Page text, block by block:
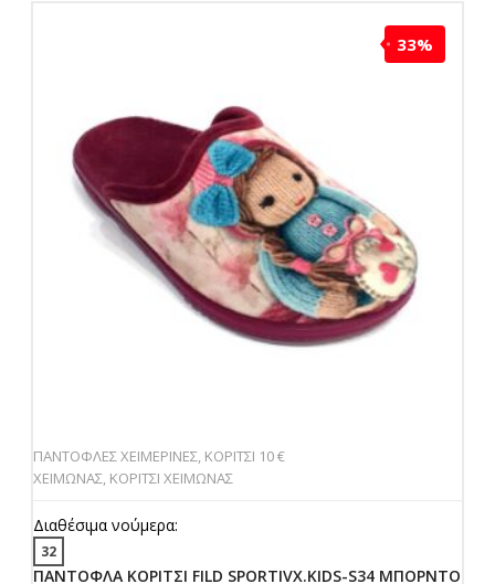
33%
ΠΑΝΤΟΦΛΕΣ ΧΕΙΜΕΡΙΝΕΣ, ΚΟΡΙΤΣΙ 10 €
ΧΕΙΜΩΝΑΣ, ΚΟΡΙΤΣΙ ΧΕΙΜΩΝΑΣ
Διαθέσιμα νούμερα:
32
ΠΑΝΤΟΦΛΑ ΚΟΡΙΤΣΙ FILD SPORTIVX.KIDS-S34 ΜΠΟΡΝΤΟ